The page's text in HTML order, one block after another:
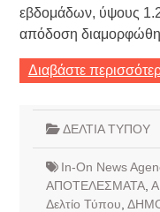
εβδομάδων, ύψους
απόδοση
Διαβάστε
ΔΕΛΤΙΑ ΤΥΠΟΥ
In-On News
ΑΠΟΤΕΛΕΣΜΑΤΑ,
Δελτίο Τύπου